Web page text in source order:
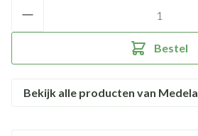
Bestel
Bekijk alle producten van Medela